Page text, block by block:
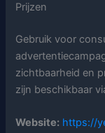
Prijzen
Gebruik voor
zichtbaarheid en
zijn beschikbaar
Website: https://